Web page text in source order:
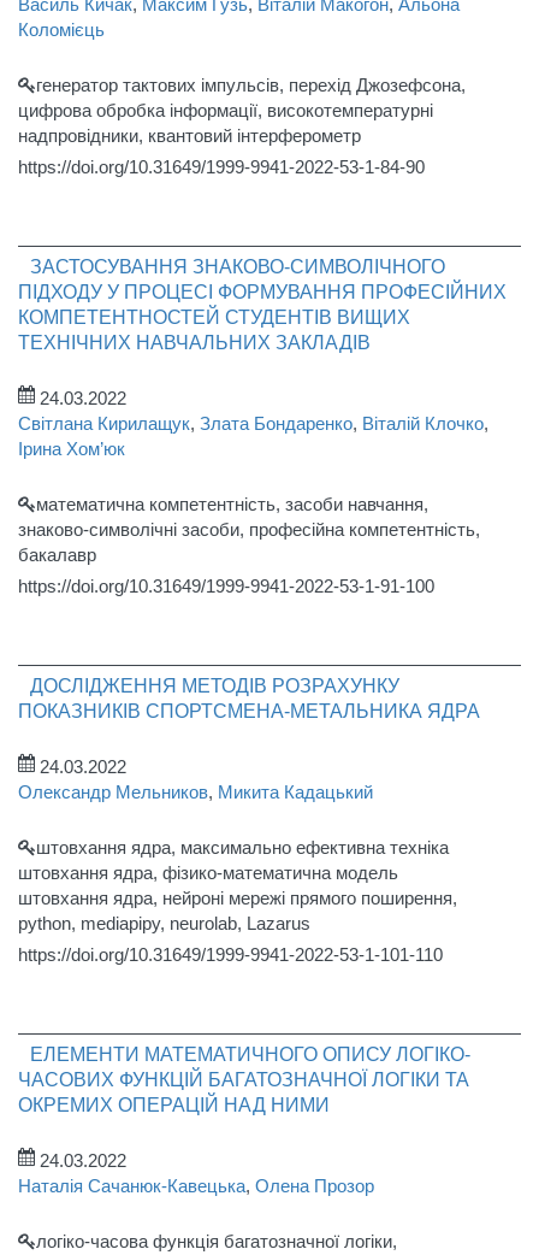
Василь Кичак, Максим Гузь, Віталій Макогон, Альона
Коломієць
генератор тактових імпульсів, перехід Джозефсона,
цифрова обробка інформації, високотемпературні
надпровідники, квантовий інтерферометр
https://doi.org/10.31649/1999-9941-2022-53-1-84-90
ЗАСТОСУВАННЯ ЗНАКОВО-СИМВОЛІЧНОГО
ПІДХОДУ У ПРОЦЕСІ ФОРМУВАННЯ ПРОФЕСІЙНИХ
КОМПЕТЕНТНОСТЕЙ СТУДЕНТІВ ВИЩИХ
ТЕХНІЧНИХ НАВЧАЛЬНИХ ЗАКЛАДІВ
24.03.2022
Світлана Кирилащук, Злата Бондаренко, Віталій Клочко,
Ірина Хом’юк
математична компетентність, засоби навчання,
знаково-символічні засоби, професійна компетентність,
бакалавр
https://doi.org/10.31649/1999-9941-2022-53-1-91-100
ДОСЛІДЖЕННЯ МЕТОДІВ РОЗРАХУНКУ
ПОКАЗНИКІВ СПОРТСМЕНА-МЕТАЛЬНИКА ЯДРА
24.03.2022
Олександр Мельников, Микита Кадацький
штовхання ядра, максимально ефективна техніка
штовхання ядра, фізико-математична модель
штовхання ядра, нейроні мережі прямого поширення,
python, mediapipy, neurolab, Lazarus
https://doi.org/10.31649/1999-9941-2022-53-1-101-110
ЕЛЕМЕНТИ МАТЕМАТИЧНОГО ОПИСУ ЛОГІКО-
ЧАСОВИХ ФУНКЦІЙ БАГАТОЗНАЧНОЇ ЛОГІКИ ТА
ОКРЕМИХ ОПЕРАЦІЙ НАД НИМИ
24.03.2022
Наталія Сачанюк-Кавецька, Олена Прозор
логіко-часова функція багатозначної логіки,